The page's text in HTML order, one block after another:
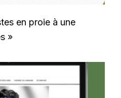
en proie à une
»